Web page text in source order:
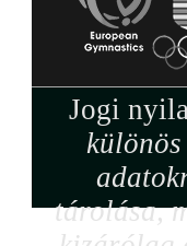
Jogi
tárolása,